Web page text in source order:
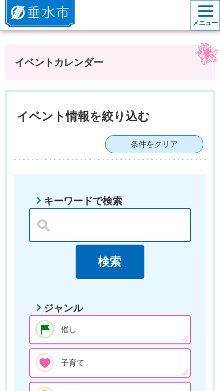
垂水市
メニュー
イベントカレンダー
イベント情報を絞り込む
条件をクリア
キーワードで検索
ジャンル
催し
子育て